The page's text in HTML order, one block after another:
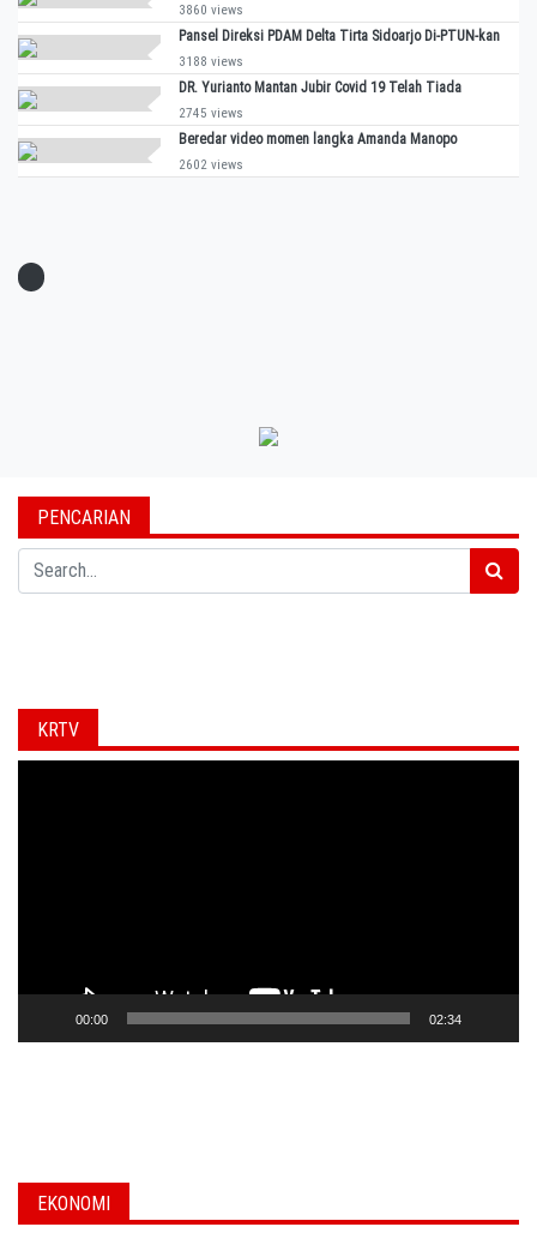
3860 views
Pansel Direksi PDAM Delta Tirta Sidoarjo Di-PTUN-kan
3188 views
DR. Yurianto Mantan Jubir Covid 19 Telah Tiada
2745 views
Beredar video momen langka Amanda Manopo
2602 views
PENCARIAN
Search
KRTV
00:00 02:34
EKONOMI